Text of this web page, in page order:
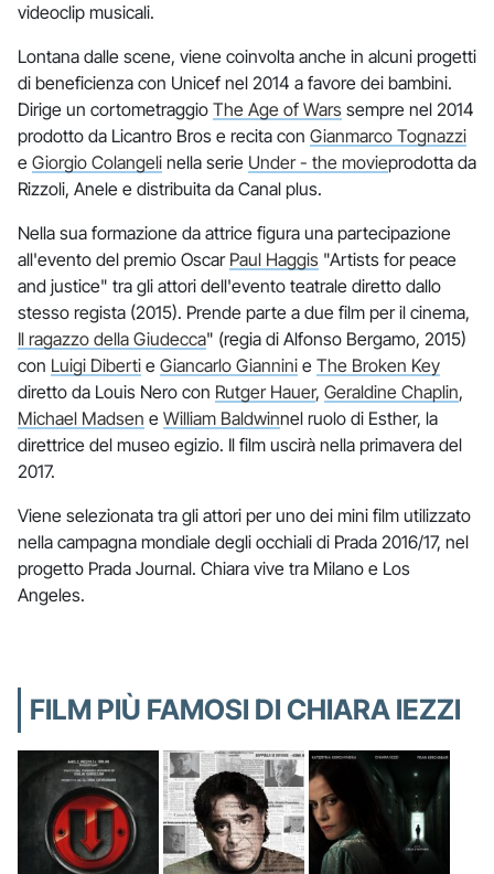
videoclip musicali.
Lontana dalle scene, viene coinvolta anche in alcuni progetti
di beneficienza con Unicef nel 2014 a favore dei bambini.
Dirige un cortometraggio The Age of Wars sempre nel 2014
prodotto da Licantro Bros e recita con Gianmarco Tognazzi
e Giorgio Colangeli nella serie Under - the movieprodotta da
Rizzoli, Anele e distribuita da Canal plus.
Nella sua formazione da attrice figura una partecipazione
all'evento del premio Oscar Paul Haggis "Artists for peace
and justice" tra gli attori dell'evento teatrale diretto dallo
stesso regista (2015). Prende parte a due film per il cinema,
Il ragazzo della Giudecca" (regia di Alfonso Bergamo, 2015)
con Luigi Diberti e Giancarlo Giannini e The Broken Key
diretto da Louis Nero con Rutger Hauer, Geraldine Chaplin,
Michael Madsen e William Baldwinnel ruolo di Esther, la
direttrice del museo egizio. Il film uscirà nella primavera del
2017.
Viene selezionata tra gli attori per uno dei mini film utilizzato
nella campagna mondiale degli occhiali di Prada 2016/17, nel
progetto Prada Journal. Chiara vive tra Milano e Los
Angeles.
FILM PIÙ FAMOSI DI CHIARA IEZZI